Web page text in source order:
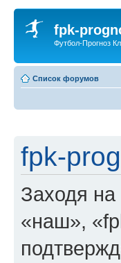
fpk-
Футбол-Прогноз
Список форумов
fpk-
Заходя
«наш»,